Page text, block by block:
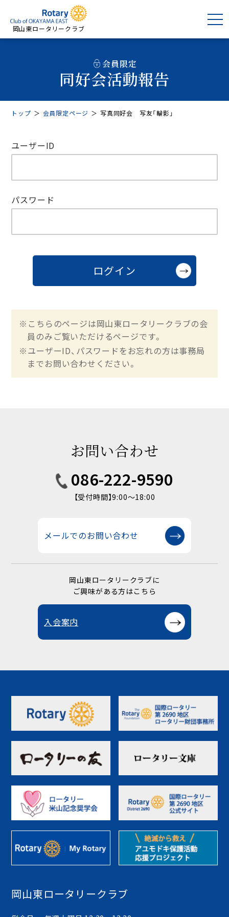
岡山東ロータリークラブ
会員限定
同好会活動報告
トップ ＞ 会員限定ページ ＞ 写真同好会 写友「輪影」
ユーザーID
パスワード
※こちらのページは岡山東ロータリークラブの会
員のみご覧いただけるページです。
※ユーザーID、パスワードをお忘れの方は事務局
までお問い合わせください。
お問い合わせ
086-222-9590
【受付時間】9:00〜18:00
メールでのお問い合わせ
岡山東ロータリークラブに
ご興味がある方はこちら
入会案内
岡山東ロータリークラブ